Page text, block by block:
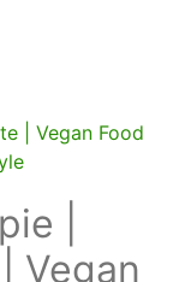
|
Vegan